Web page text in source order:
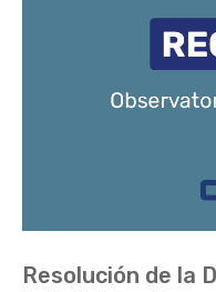
Resolución de la